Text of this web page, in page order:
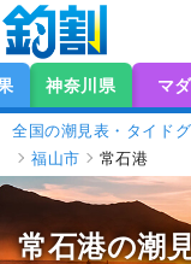
神奈川県 マ
全国の潮見表・タイド
福山市
常石港
常石港の潮